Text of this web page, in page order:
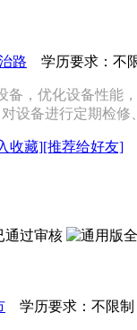
路 学历要求：不
备，优化设备性能
设备进行定期检
收藏][推荐给好友]
学历要求：不限制